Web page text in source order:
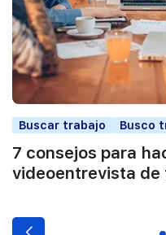
Buscar trabajo Busco
7 consejos para
videoentrevista de